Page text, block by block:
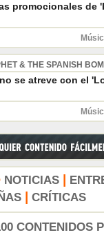
promocionales de
& THE SPANISH
se atreve con el
NOTICIAS|
| CRÍTICAS
CONTENIDOS